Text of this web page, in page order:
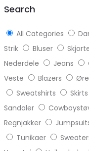
Search
All Categories
Strik
Bluser
Nederdele
Jeans
Veste
Blazers
Sweatshirts
Skirts
Sandaler
Regnjakker
Tunikaer